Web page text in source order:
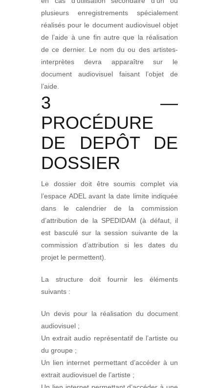
plusieurs enregistrements spécialement
réalisés pour le document audiovisuel objet
de l’aide à une fin autre que la réalisation
de ce dernier. Le nom du ou des artistes-
interprètes devra apparaître sur le
document audiovisuel faisant l’objet de
l’aide.
3 —
PROCÉDURE
DE DEPÔT DE
DOSSIER
Le dossier doit être soumis complet via
l’espace ADEL avant la date limite indiquée
dans le calendrier de la commission
d’attribution de la SPEDIDAM (à défaut, il
est basculé sur la session suivante de la
commission d’attribution si les dates du
projet le permettent).
La structure doit fournir les éléments
suivants :
Un devis pour la réalisation du document
audiovisuel ;
Un extrait audio représentatif de l’artiste ou
du groupe ;
Un lien internet permettant d’accéder à un
extrait audiovisuel de l’artiste ;